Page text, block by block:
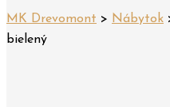
MK Drevomont > Nábytok
bielený